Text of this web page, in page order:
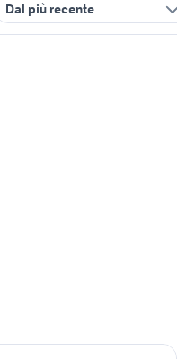
Dal più recente